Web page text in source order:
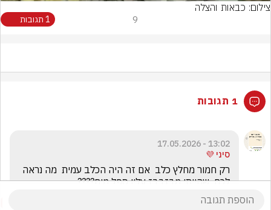
צילום: כבאות והצלה
9 1 תגובות
1 תגובות
13:02 - 17.05.2026
סיני 💜
לכם  שהייתי מבזבבז עליו ספל מים????